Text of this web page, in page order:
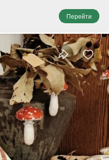
Перейти